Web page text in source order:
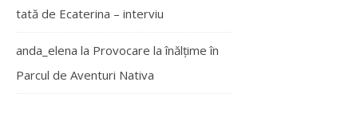
tată de Ecaterina – interviu
anda_elena la Provocare la înălțime în
Parcul de Aventuri Nativa